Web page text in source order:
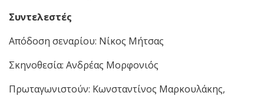
Συντελεστές
Απόδοση σεναρίου: Νίκος Μήτσας
Σκηνοθεσία: Ανδρέας Μορφονιός
Πρωταγωνιστούν: Κωνσταντίνος Μαρκουλάκης,